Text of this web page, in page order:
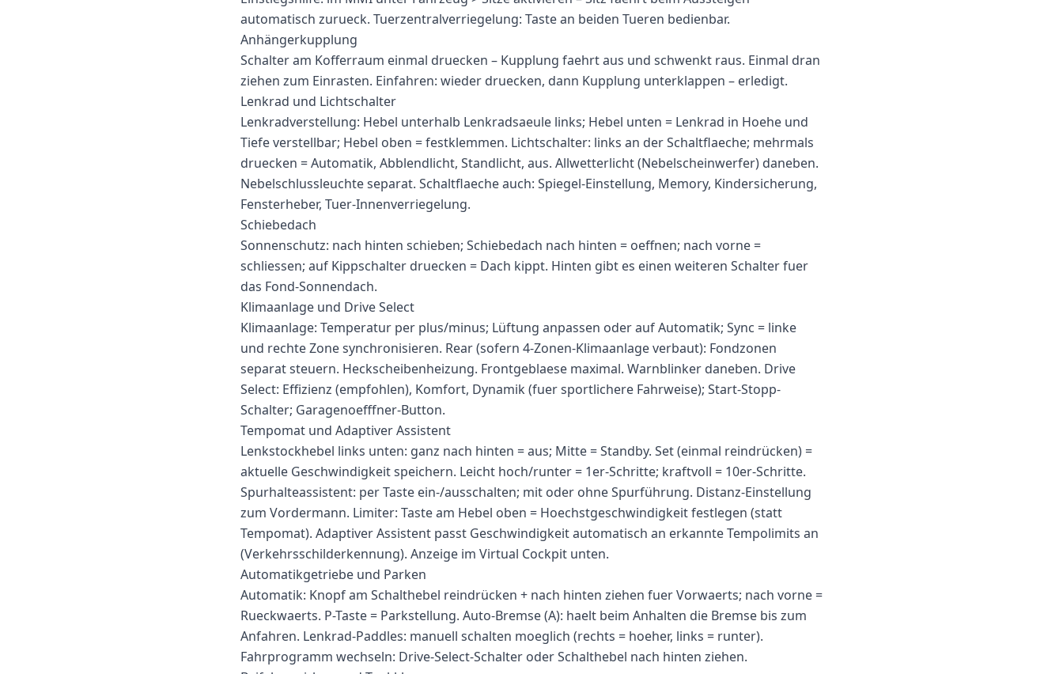
automatisch zurueck. Tuerzentralverriegelung: Taste an beiden Tueren bedienbar.
Anhängerkupplung
Schalter am Kofferraum einmal druecken – Kupplung faehrt aus und schwenkt raus. Einmal dran
ziehen zum Einrasten. Einfahren: wieder druecken, dann Kupplung unterklappen – erledigt.
Lenkrad und Lichtschalter
Lenkradverstellung: Hebel unterhalb Lenkradsaeule links; Hebel unten = Lenkrad in Hoehe und
Tiefe verstellbar; Hebel oben = festklemmen. Lichtschalter: links an der Schaltflaeche; mehrmals
druecken = Automatik, Abblendlicht, Standlicht, aus. Allwetterlicht (Nebelscheinwerfer) daneben.
Nebelschlussleuchte separat. Schaltflaeche auch: Spiegel-Einstellung, Memory, Kindersicherung,
Fensterheber, Tuer-Innenverriegelung.
Schiebedach
Sonnenschutz: nach hinten schieben; Schiebedach nach hinten = oeffnen; nach vorne =
schliessen; auf Kippschalter druecken = Dach kippt. Hinten gibt es einen weiteren Schalter fuer
das Fond-Sonnendach.
Klimaanlage und Drive Select
Klimaanlage: Temperatur per plus/minus; Lüftung anpassen oder auf Automatik; Sync = linke
und rechte Zone synchronisieren. Rear (sofern 4-Zonen-Klimaanlage verbaut): Fondzonen
separat steuern. Heckscheibenheizung. Frontgeblaese maximal. Warnblinker daneben. Drive
Select: Effizienz (empfohlen), Komfort, Dynamik (fuer sportlichere Fahrweise); Start-Stopp-
Schalter; Garagenoefffner-Button.
Tempomat und Adaptiver Assistent
Lenkstockhebel links unten: ganz nach hinten = aus; Mitte = Standby. Set (einmal reindrücken) =
aktuelle Geschwindigkeit speichern. Leicht hoch/runter = 1er-Schritte; kraftvoll = 10er-Schritte.
Spurhalteassistent: per Taste ein-/ausschalten; mit oder ohne Spurführung. Distanz-Einstellung
zum Vordermann. Limiter: Taste am Hebel oben = Hoechstgeschwindigkeit festlegen (statt
Tempomat). Adaptiver Assistent passt Geschwindigkeit automatisch an erkannte Tempolimits an
(Verkehrsschilderkennung). Anzeige im Virtual Cockpit unten.
Automatikgetriebe und Parken
Automatik: Knopf am Schalthebel reindrücken + nach hinten ziehen fuer Vorwaerts; nach vorne =
Rueckwaerts. P-Taste = Parkstellung. Auto-Bremse (A): haelt beim Anhalten die Bremse bis zum
Anfahren. Lenkrad-Paddles: manuell schalten moeglich (rechts = hoeher, links = runter).
Fahrprogramm wechseln: Drive-Select-Schalter oder Schalthebel nach hinten ziehen.